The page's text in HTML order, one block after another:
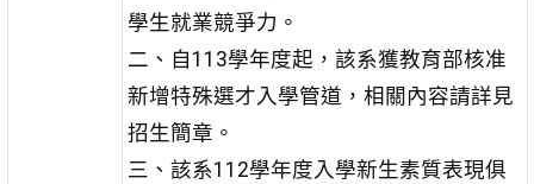
學生就業競爭力。
二、自113學年度起，該系獲教育部核准
新增特殊選才入學管道，相關內容請詳見
招生簡章。
三、該系112學年度入學新生素質表現俱